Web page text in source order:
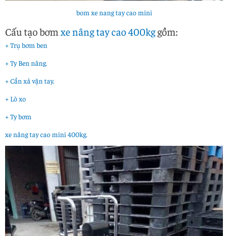
bom xe nang tay cao mini
Cấu tạo bơm xe nâng tay cao 400kggồm:
+ Trụ bơm ben
+ Ty Ben nâng.
+ Cần xả vặn tay.
+ Lò xo
+ Ty bơm
xe nâng tay cao mini 400kg.